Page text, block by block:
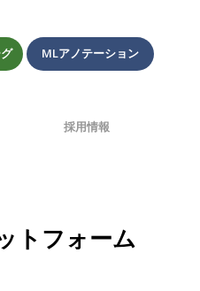
MLアノテーション
採用情報
トフォーム